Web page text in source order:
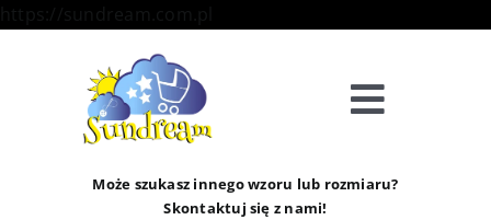
Toggle
Może szukasz innego wzoru lub rozmiaru?
Skontaktuj się z nami!